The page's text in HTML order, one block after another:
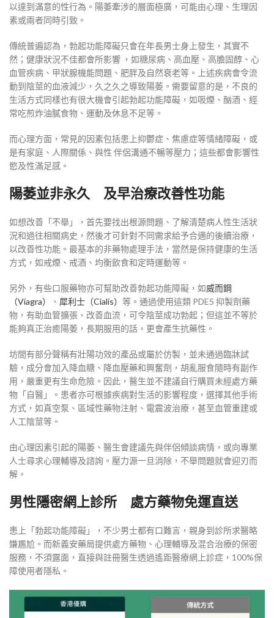
以達到滿意的性行為。陽萎牽涉的層面極廣，可能由心理、生理因
素或兩者同時引致。
傳統普遍認為，勃起功能障礙只會在年長男士身上發生，其實不
然；健康狀況不佳都會所影響 ，如糖尿病、高血壓、高膽固醇、心
血管疾病、甲狀腺機能問題、肥胖及自然衰老等。上述疾病會令流
動到陰莖的血液減少，久之久之導致陽萎。需要留意的是，不良的
生活方式同樣也有很大機會引起勃起功能障礙，如吸煙、酗酒、經
常吃煎炸油膩食物、運動及休息不足等。
而心理方面，常見的因素包括患上抑鬱症、焦慮症等情緒障礙，或
是有家庭、人際關係、與性 伴侶溝通不暢等壓力；這些都會影響性
慾及性滿足感。
陽萎並非永久 及早治療改善性功能
如想改善「不舉」，首先要找出根源問題、了解清楚病人性生活狀
況和過往相關病史，然後才可針對不同需求給予合適的後續治療，
以改善性功能。最基本的非藥物處理手法，當然是保持健康的生活
方式，如戒煙、戒酒、均衡飲食和定時運動等。
另外，有些口服藥物亦可幫助改善勃起功能障礙，如威而鋼
（Viagra）
、 犀利士（Cialis） 等。通過使用這類 PDE5 抑製劑藥
物，有助血管擴張、改善血流，可令陰莖成功勃起；但這並不等於
能夠真正治癒陽萎，長期服用的話，更會產生抗藥性。
坊間有部分聲稱有壯陽功效的產品或屬於仿製，並未通過臨牀試
驗，成分會加入降血糖、降血壓藥和興奮劑，胡亂服食隨時有副作
用，嚴重更有生命危險。因此，醫生並不建議自行購買未經處方藥
物「自醫」。患者亦可根據疾病對生活的影響程度，選擇其他手術
方式，如真空泵、區域性藥物注射、電震波治療，甚至血管重建或
人工陰莖等。
由心理因素引起的陽萎、醫生會建議先與伴侶傾談病情，或向專業
人士尋求心理輔導及諮詢。壓力源一旦消除，不舉問題就會迎刃而
解。
男性隱密網上診所 處方藥物免運直送
患上「勃起功能障礙」，不少男士都有口難言，親身到診所求醫略
嫌尷尬。而新義安藥局提供處方藥物、心理輔導及混合治療的保密
服務，不須露面，直接與註冊醫生透過遙距醫療網上診症，100%保
障使用者隱私。